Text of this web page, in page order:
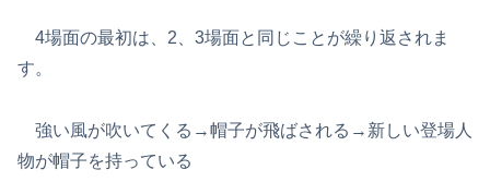
4場面の最初は、2、3場面と同じことが繰り返されま
す。
強い風が吹いてくる→帽子が飛ばされる→新しい登場人
物が帽子を持っている